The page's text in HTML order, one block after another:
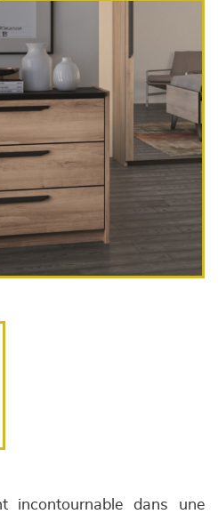
incontournable dans une